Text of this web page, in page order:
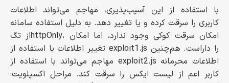
با استفاده از این آسیب‌پذیری، مهاجم می‌تواند اطلاعات
کاربری را سرقت کرده و یا تغییر دهد. به دلیل استفاده سامانه
از تگhttpOnly، امکان سرقت کوکی وجود ندارد، اما امکان
تغییر اطلاعات با استفاده از exploit1.js را داراست. هم‌چنین
مهاجم می‌تواند با استفاده از exploit2.js اطلاعات محرمانه
کاربر اعم از لیست ایکس را سرقت کند. مراحل اکسپلویت: